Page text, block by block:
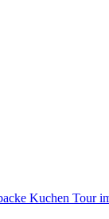
Kuchen Tour